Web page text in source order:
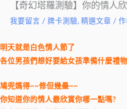
【奇幻塔羅測驗】你的情人
我要留言 / 牌卡測驗, 精選文章 / 作
明天就是白色情人節了
各位男孩們想好要給女孩準備什麼禮
鳩兜媽得~~修但幾壘~~
你知道你的情人最欣賞你哪一點嗎?